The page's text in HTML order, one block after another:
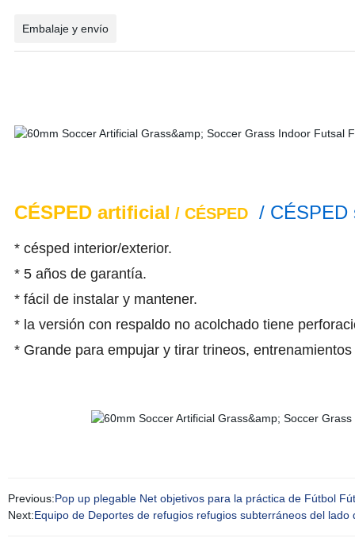
Embalaje y envío
CÉSPED artificial / CÉSPED / CÉSPED
* césped interior/exterior.
* 5 años de garantía.
* fácil de instalar y mantener.
* la versión con respaldo no acolchado tiene
* Grande para empujar y tirar trineos,
Previous:Pop up plegable Net objetivos para la práctica de Fútbol
Next:Equipo de Deportes de refugios refugios subterráneos del